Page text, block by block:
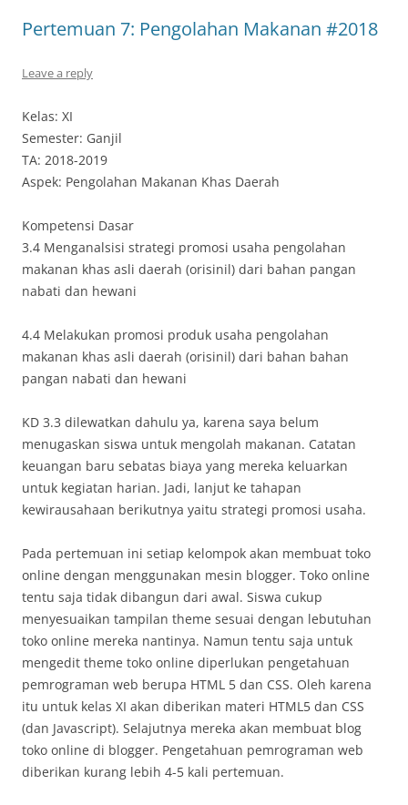
Pertemuan 7: Pengolahan Makanan #2018
Leave a reply
Kelas: XI
Semester: Ganjil
TA: 2018-2019
Aspek: Pengolahan Makanan Khas Daerah
Kompetensi Dasar
3.4 Menganalsisi strategi promosi usaha pengolahan
makanan khas asli daerah (orisinil) dari bahan pangan
nabati dan hewani
4.4 Melakukan promosi produk usaha pengolahan
makanan khas asli daerah (orisinil) dari bahan bahan
pangan nabati dan hewani
KD 3.3 dilewatkan dahulu ya, karena saya belum
menugaskan siswa untuk mengolah makanan. Catatan
keuangan baru sebatas biaya yang mereka keluarkan
untuk kegiatan harian. Jadi, lanjut ke tahapan
kewirausahaan berikutnya yaitu strategi promosi usaha.
Pada pertemuan ini setiap kelompok akan membuat toko
online dengan menggunakan mesin blogger. Toko online
tentu saja tidak dibangun dari awal. Siswa cukup
menyesuaikan tampilan theme sesuai dengan lebutuhan
toko online mereka nantinya. Namun tentu saja untuk
mengedit theme toko online diperlukan pengetahuan
pemrograman web berupa HTML 5 dan CSS. Oleh karena
itu untuk kelas XI akan diberikan materi HTML5 dan CSS
(dan Javascript). Selajutnya mereka akan membuat blog
toko online di blogger. Pengetahuan pemrograman web
diberikan kurang lebih 4-5 kali pertemuan.